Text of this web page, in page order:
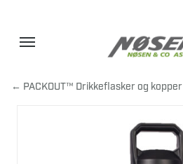
← PACKOUT™ Drikkeflasker og kopper